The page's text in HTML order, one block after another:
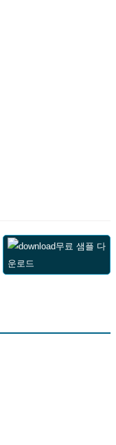
무료 샘플 다
운로드